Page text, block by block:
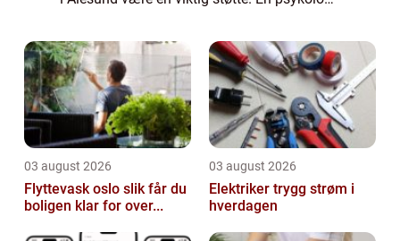
03 august 2026
Flyttevask oslo slik får du
boligen klar for over...
03 august 2026
Elektriker trygg strøm i
hverdagen